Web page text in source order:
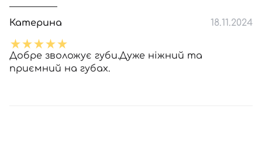
Катерина 18.11.2024
Добре зволожує губи.Дуже ніжний та
приємний на губах.